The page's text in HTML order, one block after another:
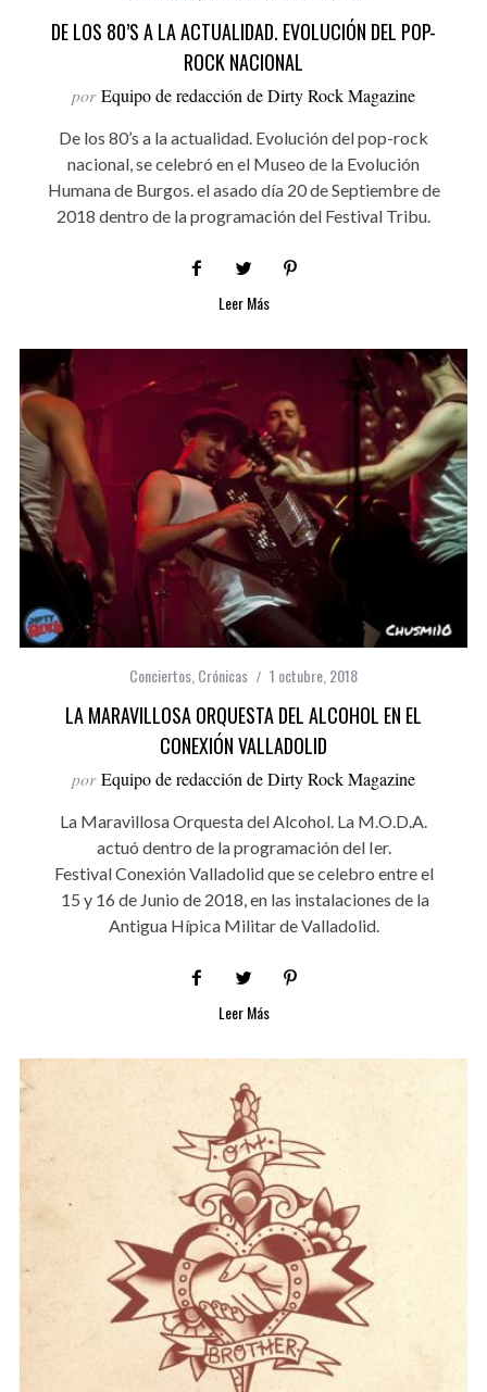
DE LOS 80’S A LA ACTUALIDAD. EVOLUCIÓN DEL POP-
ROCK NACIONAL
por Equipo de redacción de Dirty Rock Magazine
De los 80’s a la actualidad. Evolución del pop-rock
nacional, se celebró en el Museo de la Evolución
Humana de Burgos. el asado día 20 de Septiembre de
2018 dentro de la programación del Festival Tribu.
Leer Más
Conciertos Crónicas 1 octubre, 2018
LA MARAVILLOSA ORQUESTA DEL ALCOHOL EN EL
CONEXIÓN VALLADOLID
por Equipo de redacción de Dirty Rock Magazine
La Maravillosa Orquesta del Alcohol. La M.O.D.A.
actuó dentro de la programación del Ier.
Festival Conexión Valladolid que se celebro entre el
15 y 16 de Junio de 2018, en las instalaciones de la
Antigua Hípica Militar de Valladolid.
Leer Más